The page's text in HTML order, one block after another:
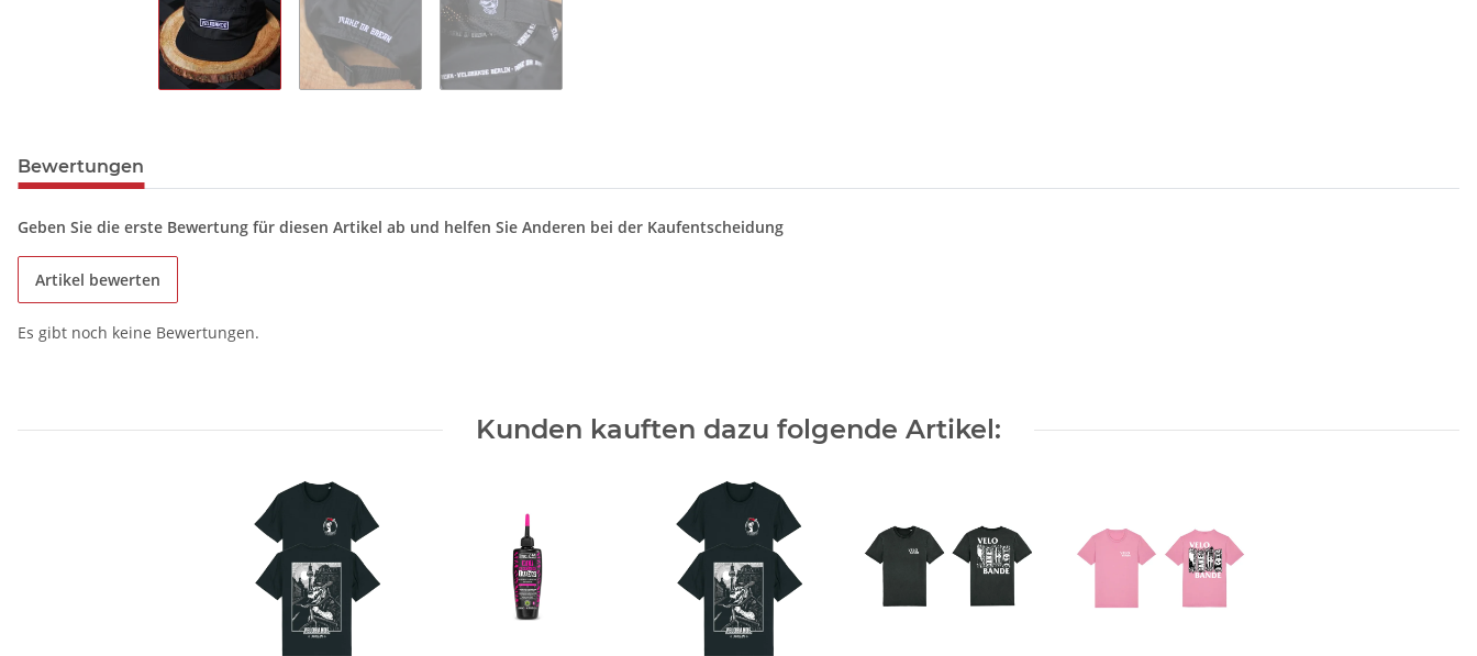
Bewertungen
Geben Sie die erste Bewertung für diesen Artikel ab und helfen Sie Anderen bei der Kaufentscheidung
Artikel bewerten
Es gibt noch keine Bewertungen.
Kunden kauften dazu folgende Artikel: